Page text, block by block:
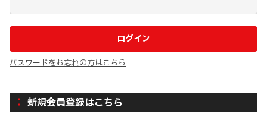
パスワードをお忘れの方はこちら
新規会員登録はこちら